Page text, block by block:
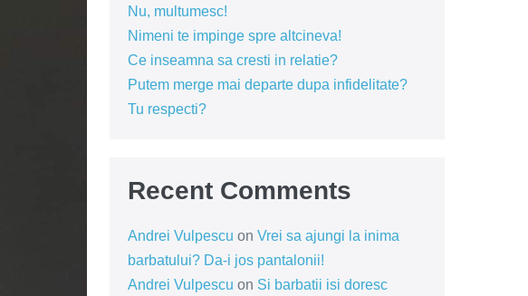
Nu, multumesc!
Nimeni te impinge spre altcineva!
Ce inseamna sa cresti in relatie?
Putem merge mai departe dupa infidelitate?
Tu respecti?
Recent Comments
Andrei Vulpescu on Vrei sa ajungi la inima
barbatului? Da-i jos pantalonii!
Andrei Vulpescu on Si barbatii isi doresc